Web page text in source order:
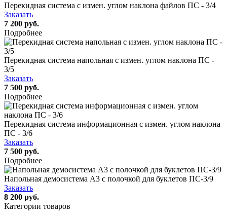
Перекидная система с измен. углом наклона файлов ПС - 3/4
Заказать
7 200 руб.
Подробнее
Перекидная система напольная с измен. углом наклона ПС -
3/5
Заказать
7 500 руб.
Подробнее
Перекидная система информационная с измен. углом наклона
ПС - 3/6
Заказать
7 500 руб.
Подробнее
Напольная демосистема А3 с полочкой для буклетов ПС-3/9
Заказать
8 200 руб.
Категории товаров